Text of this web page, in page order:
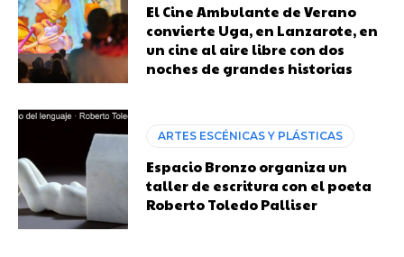
El Cine Ambulante de Verano
convierte Uga, en Lanzarote, en
un cine al aire libre con dos
noches de grandes historias
ARTES ESCÉNICAS Y PLÁSTICAS
Espacio Bronzo organiza un
taller de escritura con el poeta
Roberto Toledo Palliser